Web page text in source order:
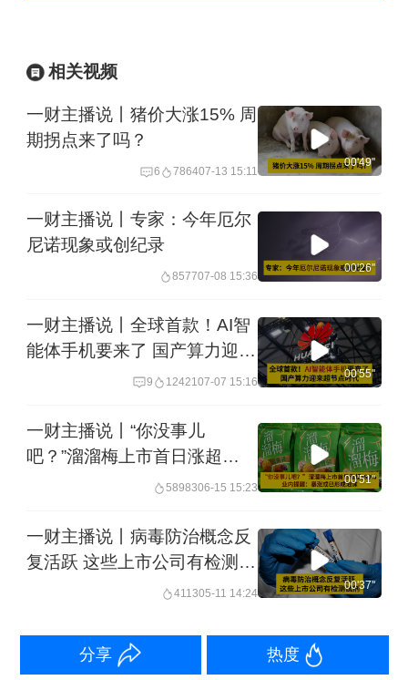
相关视频
一财主播说丨猪价大涨15% 周
期拐点来了吗？
6 786407-13 15:11
00'49''
一财主播说丨专家：今年厄尔
尼诺现象或创纪录
857707-08 15:36
00'26''
一财主播说丨全球首款！AI智
能体手机要来了 国产算力迎来
9 1242107-07 15:16
00'55''
一财主播说丨“你没事儿
吧？”溜溜梅上市首日涨超
190% 业内提醒：暴涨或已形
5898306-15 15:23
00'51''
一财主播说丨病毒防治概念反
复活跃 这些上市公司有检测试
411305-11 14:24
00'37''
分享 热度